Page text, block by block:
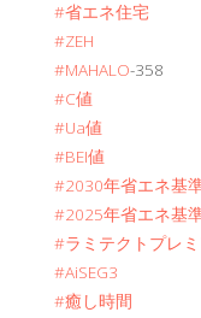
#省エネ住宅
#ZEH
#MAHALO-358
#C値
#Ua値
#BEI値
#2030年省エネ基
#2025年省エネ基
#ラミテクトプレ
#AiSEG3
#癒し時間